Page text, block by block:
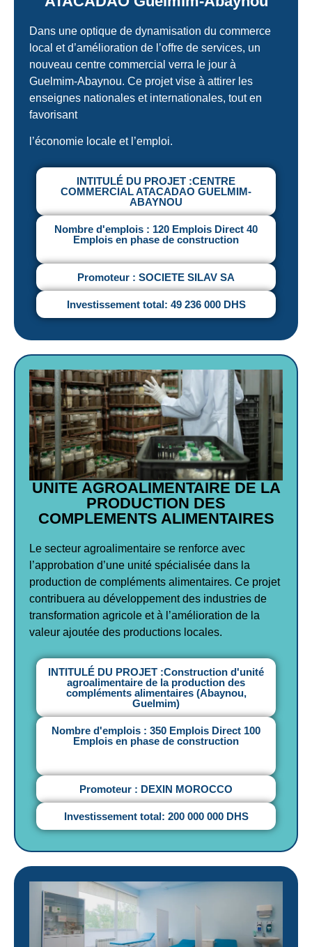
Dans une optique de dynamisation du commerce
local et d’amélioration de l’offre de services, un
nouveau centre commercial verra le jour à
Guelmim-Abaynou. Ce projet vise à attirer les
enseignes nationales et internationales, tout en
favorisant
l’économie locale et l’emploi.
INTITULÉ DU PROJET :CENTRE
COMMERCIAL ATACADAO GUELMIM-
ABAYNOU
Nombre d'emplois : 120 Emplois Direct 40
Emplois en phase de construction
Promoteur : SOCIETE SILAV SA
Investissement total: 49 236 000 DHS
UNITE AGROALIMENTAIRE DE LA
PRODUCTION DES
COMPLEMENTS ALIMENTAIRES
Le secteur agroalimentaire se renforce avec
l’approbation d’une unité spécialisée dans la
production de compléments alimentaires. Ce projet
contribuera au développement des industries de
transformation agricole et à l’amélioration de la
valeur ajoutée des productions locales.
INTITULÉ DU PROJET :Construction d'unité
agroalimentaire de la production des
compléments alimentaires (Abaynou,
Guelmim)
Nombre d'emplois : 350 Emplois Direct 100
Emplois en phase de construction
Promoteur : DEXIN MOROCCO
Investissement total: 200 000 000 DHS